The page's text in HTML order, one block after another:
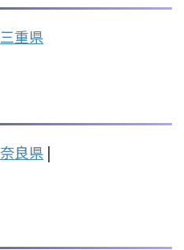
三重県
奈良県 |